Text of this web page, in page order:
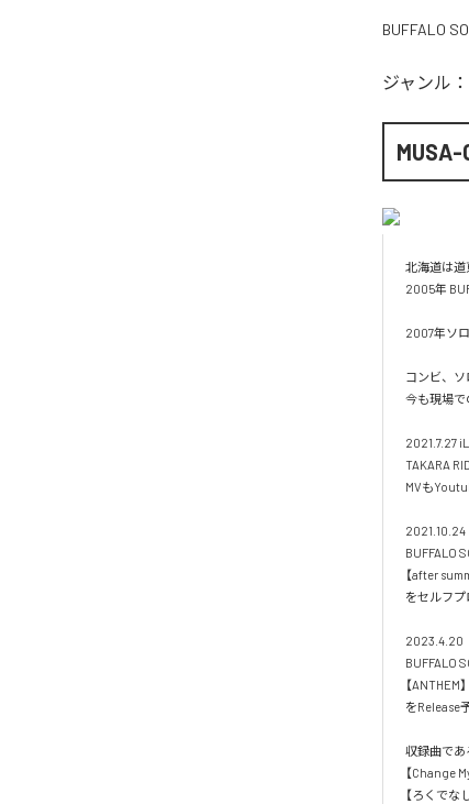
BUFFALO
ジャンル：
MUSA-
北海道は道
2005年
2007年ソ
コンビ、
今も現場で
2021.7.27
TAKARA
MVも
2021.10.24
BUFFALO
【after
をセルフプ
2023.4.20
BUFFALO
【ANTHEM】
をRelease
収録曲であ
【Change
【ろくでな